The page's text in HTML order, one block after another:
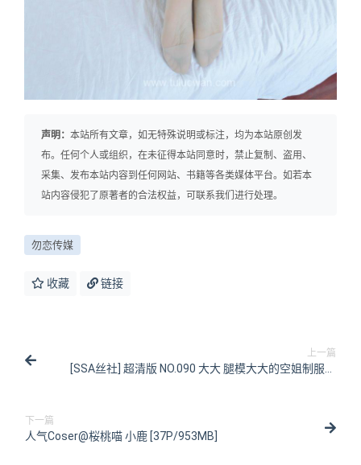
声明： 本站所有文章，如无特殊说明或标注，均为本站原创发
布。任何个人或组织，在未征得本站同意时，禁止复制、盗用、
采集、发布本站内容到任何网站、书籍等各类媒体平台。如若本
站内容侵犯了原著者的合法权益，可联系我们进行处理。
勿恋传媒
收藏 链接
上一篇
[SSA丝社] 超清版 NO.090 大大 腿模大大的空姐制服秀
下一篇
人气Coser@桜桃喵 小鹿 [37P/953MB]